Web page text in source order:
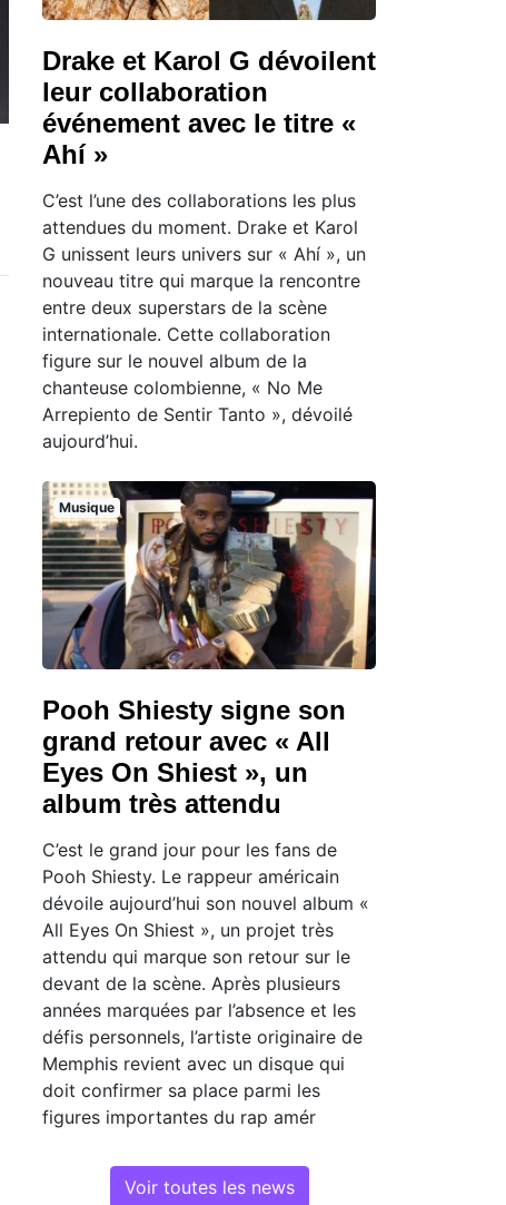
Drake et Karol G dévoilent
leur collaboration
événement avec le titre «
Ahí »
C’est l’une des collaborations les plus
attendues du moment. Drake et Karol
G unissent leurs univers sur « Ahí », un
nouveau titre qui marque la rencontre
entre deux superstars de la scène
internationale. Cette collaboration
figure sur le nouvel album de la
chanteuse colombienne, « No Me
Arrepiento de Sentir Tanto », dévoilé
aujourd’hui.
Musique
Pooh Shiesty signe son
grand retour avec « All
Eyes On Shiest », un
album très attendu
C’est le grand jour pour les fans de
Pooh Shiesty. Le rappeur américain
dévoile aujourd’hui son nouvel album «
All Eyes On Shiest », un projet très
attendu qui marque son retour sur le
devant de la scène. Après plusieurs
années marquées par l’absence et les
défis personnels, l’artiste originaire de
Memphis revient avec un disque qui
doit confirmer sa place parmi les
figures importantes du rap amér
Voir toutes les news